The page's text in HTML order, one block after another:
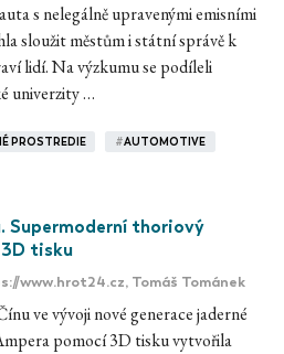
s nelegálně upravenými emisními
sloužit městům i státní správě k
lidí. Na výzkumu se podíleli
univerzity …
PROSTREDIE #AUTOMOTIVE
Supermoderní thoriový
tisku
www.hrot24.cz, Tomáš Tománek
ve vývoji nové generace jaderné
pomocí 3D tisku vytvořila